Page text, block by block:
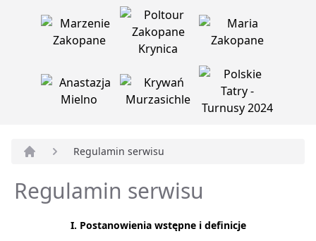
Regulamin serwisu
Regulamin serwisu
I. Postanowienia wstępne i definicje